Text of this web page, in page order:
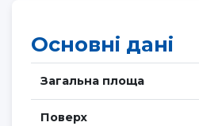
Основні дані
Загальна площа
Поверх